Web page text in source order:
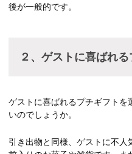
後が一般的です。
２、ゲストに喜ばれ
ゲストに喜ばれるプチギフトを
いのでしょうか。
引き出物と同様、ゲストに不人